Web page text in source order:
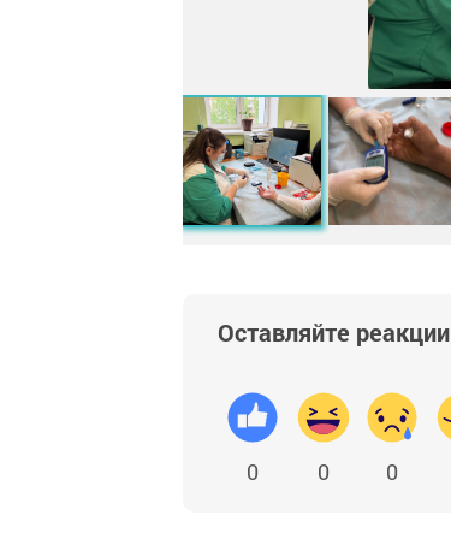
Оставляйте реакции
0 0 0